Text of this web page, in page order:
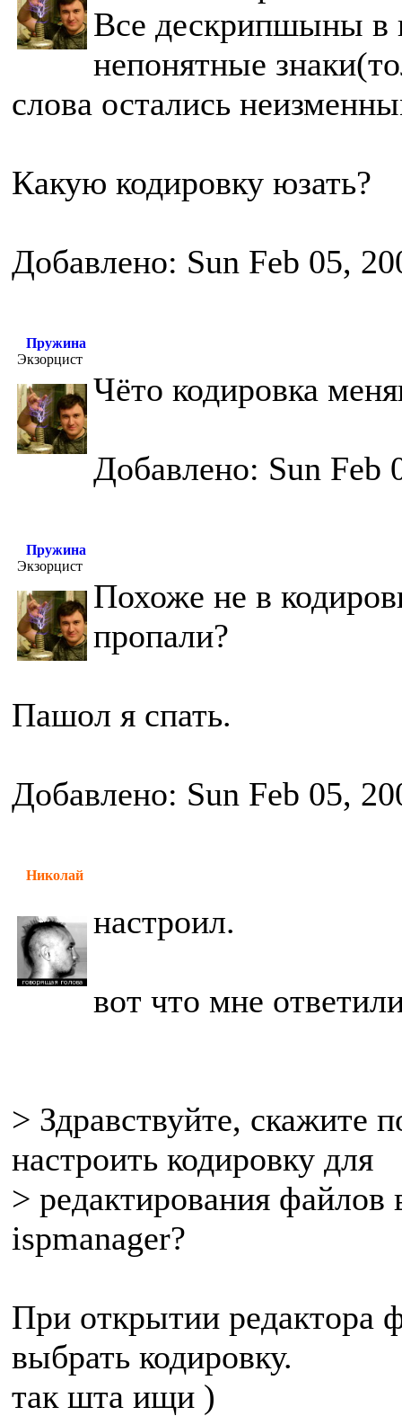
Все дескрипшыны в
непонятные
слова остались
Какую кодировку юзать?
Добавлено: Sun Feb 05,
Пружина
Экзорцист
Чёто кодировка
Добавлено: Sun Feb
Пружина
Экзорцист
Похоже не в
пропали?
Пашол я спать.
Добавлено: Sun Feb 05,
Николай
настроил.
вот что мне
> Здравствуйте, скажите
настроить кодировку для
> редактирования
ispmanager?
При открытии редактора
выбрать кодировку.
так шта ищи )